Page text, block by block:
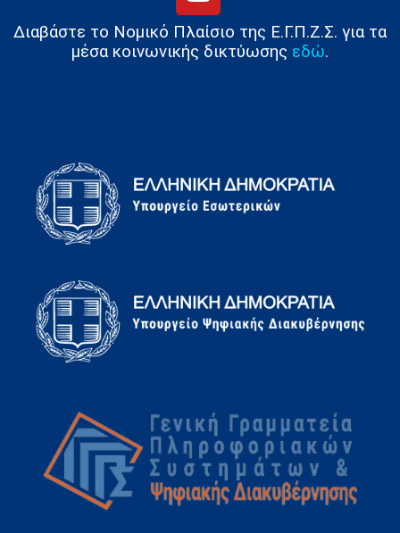
Διαβάστε το Νομικό Πλαίσιο της Ε.Γ.Π.Ζ.Σ. για τα
μέσα κοινωνικής δικτύωσης εδώ.